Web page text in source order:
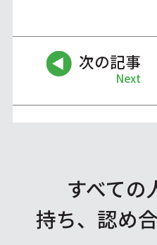
次の記事
Next
すべての
持ち、認め